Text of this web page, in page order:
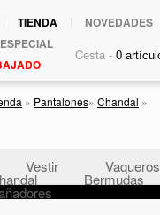
TIENDA
NOVEDADES
Cesta -
» Pantalones» Chandal »
Vestir Vaqueros
Bermudas